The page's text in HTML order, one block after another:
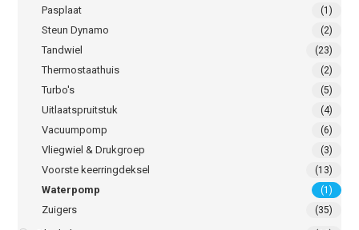
Pasplaat (1)
Steun Dynamo (2)
Tandwiel (23)
Thermostaathuis (2)
Turbo's (5)
Uitlaatspruitstuk (4)
Vacuumpomp (6)
Vliegwiel & Drukgroep (3)
Voorste keerringdeksel (13)
Waterpomp (1)
Zuigers (35)